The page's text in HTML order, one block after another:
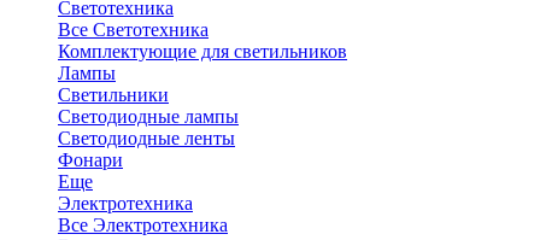
Светотехника
Все Светотехника
Комплектующие для светильников
Лампы
Светильники
Светодиодные лампы
Светодиодные ленты
Фонари
Еще
Электротехника
Все Электротехника